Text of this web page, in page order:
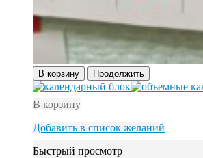
В корзину Продолжить
В корзину
Добавить в список желаний
Быстрый просмотр